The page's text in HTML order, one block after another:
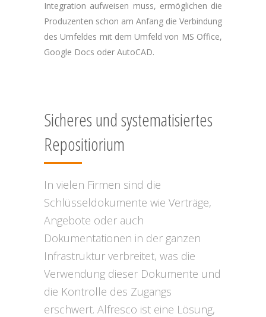
Integration aufweisen muss, ermöglichen die
Produzenten schon am Anfang die Verbindung
des Umfeldes mit dem Umfeld von MS Office,
Google Docs oder AutoCAD.
Sicheres und systematisiertes
Repositiorium
In vielen Firmen sind die
Schlüsseldokumente wie Verträge,
Angebote oder auch
Dokumentationen in der ganzen
Infrastruktur verbreitet, was die
Verwendung dieser Dokumente und
die Kontrolle des Zugangs
erschwert. Alfresco ist eine Lösung,